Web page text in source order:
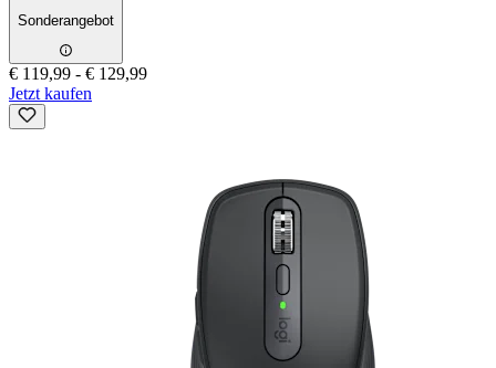
Sonderangebot
€ 119,99 - € 129,99
Jetzt kaufen